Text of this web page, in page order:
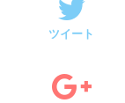
ツイート